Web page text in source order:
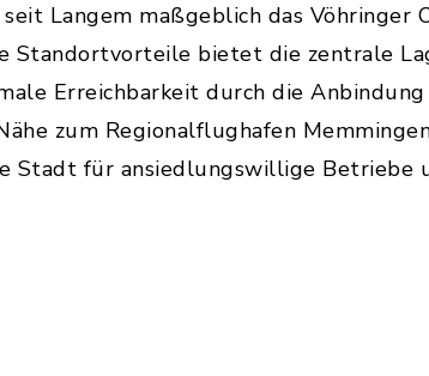
Langem maßgeblich das
Standortvorteile bietet die zentrale
Erreichbarkeit durch die
zum Regionalflughafen
Stadt für ansiedlungswillige Betriebe